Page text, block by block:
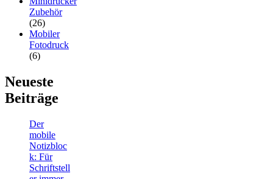
Zubehör
(26)
Mobiler
Fotodruck
(6)
Neueste
Beiträge
Der
mobile
Notizbloc
k: Für
Schriftstell